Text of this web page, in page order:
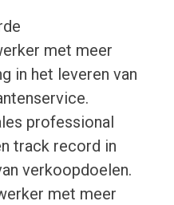
met meer
in het leveren van
professional
track record in
verkoopdoelen.
met meer